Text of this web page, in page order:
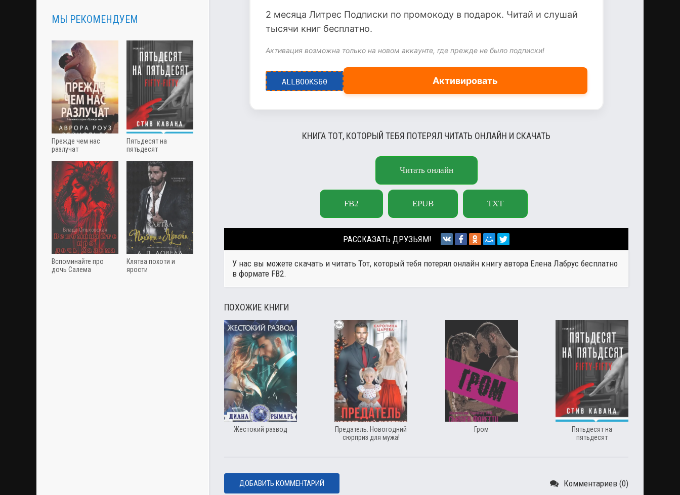
2 месяца Литрес Подписки по промокоду в подарок. Читай и слушай
тысячи книг бесплатно.
Активация возможна только на новом аккаунте, где прежде не было подписки!
ALLBOOKS60 Активировать
КНИГА ТОТ, КОТОРЫЙ ТЕБЯ ПОТЕРЯЛ ЧИТАТЬ ОНЛАЙН И СКАЧАТЬ
Читать онлайн
FB2 EPUB TXT
РАССКАЗАТЬ ДРУЗЬЯМ!
У нас вы можете скачать и читать Тот, который тебя потерял онлайн книгу автора Елена Лабрус бесплатно
в формате FB2.
ПОХОЖИЕ КНИГИ
Жестокий развод
Предатель. Новогодний
сюрприз для мужа!
Гром
Пятьдесят на
пятьдесят
ДОБАВИТЬ КОММЕНТАРИЙ Комментариев (0)
МЫ РЕКОМЕНДУЕМ
Прежде чем нас
разлучат
Пятьдесят на
пятьдесят
Вспоминайте про
дочь Салема
Клятва похоти и
ярости